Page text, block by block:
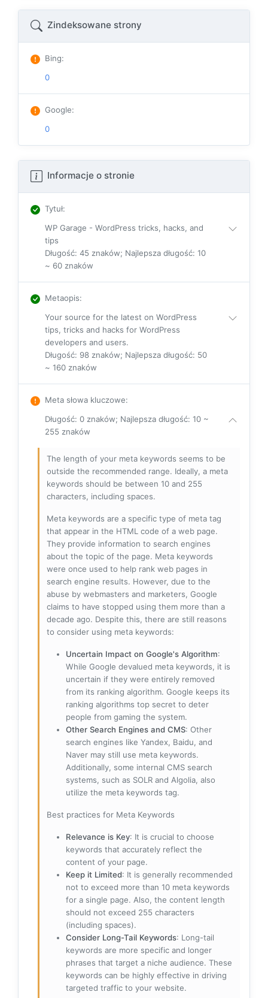
Zindeksowane strony
Bing:
0
Google:
0
Informacje o stronie
Tytuł:
WP Garage - WordPress tricks, hacks, and
tips
Długość: 45 znaków; Najlepsza długość: 10
~ 60 znaków
Metaopis:
Your source for the latest on WordPress
tips, tricks and hacks for WordPress
developers and users.
Długość: 98 znaków; Najlepsza długość: 50
~ 160 znaków
Meta słowa kluczowe:
Długość: 0 znaków; Najlepsza długość: 10 ~
255 znaków
The length of your meta keywords seems to be
outside the recommended range. Ideally, a meta
keywords should be between 10 and 255
characters, including spaces.
Meta keywords are a specific type of meta tag
that appear in the HTML code of a web page.
They provide information to search engines
about the topic of the page. Meta keywords
were once used to help rank web pages in
search engine results. However, due to the
abuse by webmasters and marketers, Google
claims to have stopped using them more than a
decade ago. Despite this, there are still reasons
to consider using meta keywords:
Uncertain Impact on Google's Algorithm:
While Google devalued meta keywords, it is
uncertain if they were entirely removed
from its ranking algorithm. Google keeps its
ranking algorithms top secret to deter
people from gaming the system.
Other Search Engines and CMS: Other
search engines like Yandex, Baidu, and
Naver may still use meta keywords.
Additionally, some internal CMS search
systems, such as SOLR and Algolia, also
utilize the meta keywords tag.
Best practices for Meta Keywords
Relevance is Key: It is crucial to choose
keywords that accurately reflect the
content of your page.
Keep it Limited: It is generally recommended
not to exceed more than 10 meta keywords
for a single page. Also, the content length
should not exceed 255 characters
(including spaces).
Consider Long-Tail Keywords: Long-tail
keywords are more specific and longer
phrases that target a niche audience. These
keywords can be highly effective in driving
targeted traffic to your website.